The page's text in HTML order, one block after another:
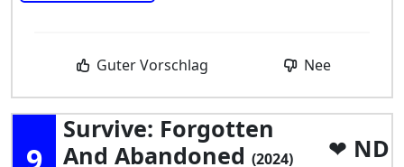
Guter Vorschlag Nee
Survive: Forgotten
And Abandoned (2024)
ND